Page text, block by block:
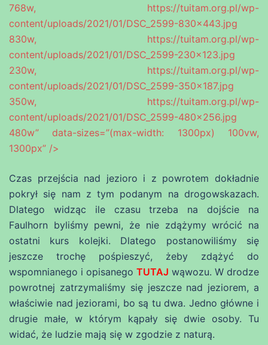
768w, https://tuitam.org.pl/wp-
content/uploads/2021/01/DSC_2599-830×443.jpg
830w, https://tuitam.org.pl/wp-
content/uploads/2021/01/DSC_2599-230×123.jpg
230w, https://tuitam.org.pl/wp-
content/uploads/2021/01/DSC_2599-350×187.jpg
350w, https://tuitam.org.pl/wp-
content/uploads/2021/01/DSC_2599-480×256.jpg
480w” data-sizes=”(max-width: 1300px) 100vw,
1300px” />
Czas przejścia nad jezioro i z powrotem dokładnie
pokrył się nam z tym podanym na drogowskazach.
Dlatego widząc ile czasu trzeba na dojście na
Faulhorn byliśmy pewni, że nie zdążymy wrócić na
ostatni kurs kolejki. Dlatego postanowiliśmy się
jeszcze trochę pośpieszyć, żeby zdążyć do
wspomnianego i opisanego TUTAJ wąwozu. W drodze
powrotnej zatrzymaliśmy się jeszcze nad jeziorem, a
właściwie nad jeziorami, bo są tu dwa. Jedno główne i
drugie małe, w którym kąpały się dwie osoby. Tu
widać, że ludzie mają się w zgodzie z naturą.